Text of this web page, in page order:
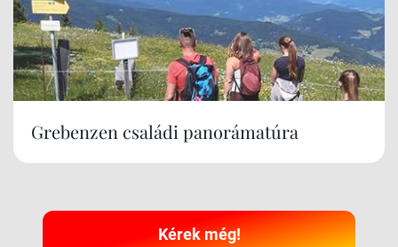
Grebenzen családi panorámatúra
Kérek még!